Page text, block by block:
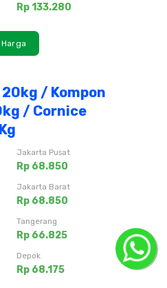
Rp 133.280
/ Kompon
/ Cornice
Jakarta Pusat
Rp 68.850
Jakarta Barat
Rp 68.850
Tangerang
Rp 66.825
Depok
Rp 68.175